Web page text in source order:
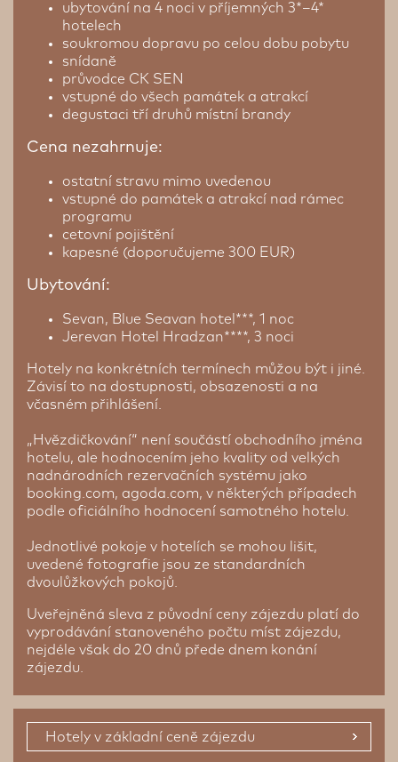
ubytování na 4 noci v příjemných 3*–4*
hotelech
soukromou dopravu po celou dobu pobytu
snídaně
průvodce CK SEN
vstupné do všech památek a atrakcí
degustaci tří druhů místní brandy
Cena nezahrnuje:
ostatní stravu mimo uvedenou
vstupné do památek a atrakcí nad rámec
programu
cetovní pojištění
kapesné (doporučujeme 300 EUR)
Ubytování:
Sevan, Blue Seavan hotel***, 1 noc
Jerevan Hotel Hradzan****, 3 noci
Hotely na konkrétních termínech můžou být i jiné.
Závisí to na dostupnosti, obsazenosti a na
včasném přihlášení.
„Hvězdičkování“ není součástí obchodního jména
hotelu, ale hodnocením jeho kvality od velkých
nadnárodních rezervačních systému jako
booking.com, agoda.com, v některých případech
podle oficiálního hodnocení samotného hotelu.
Jednotlivé pokoje v hotelích se mohou lišit,
uvedené fotografie jsou ze standardních
dvoulůžkových pokojů.
Uveřejněná sleva z původní ceny zájezdu platí do
vyprodávání stanoveného počtu míst zájezdu,
nejdéle však do 20 dnů přede dnem konání
zájezdu.
Hotely v základní ceně zájezdu